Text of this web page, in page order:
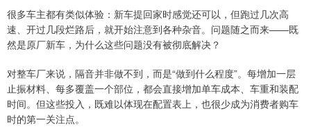
很多车主都有类似体验：新车提回家时感觉还可以，但跑过几次高
速、开过几段烂路后，就开始注意到各种杂音。问题随之而来——既
然是原厂新车，为什么这些问题没有被彻底解决？
对整车厂来说，隔音并非做不到，而是“做到什么程度”。每增加一层
止振材料、每多覆盖一个部位，都会直接增加单车成本、车重和装配
时间。但这些投入，既难以体现在配置表上，也很少成为消费者购车
时的第一关注点。